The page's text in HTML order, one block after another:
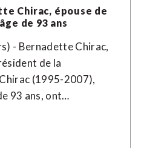
Chirac, épouse de
de 93 ans
- Bernadette Chirac,
de la
(1995-2007),
93 ans, ont…